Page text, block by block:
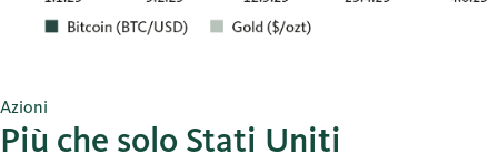
Azioni
Più che solo Stati Uniti